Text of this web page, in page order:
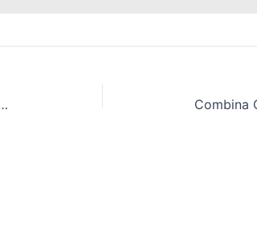
| Hale metalice din Romania